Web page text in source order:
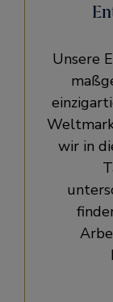
Unsere
wir in